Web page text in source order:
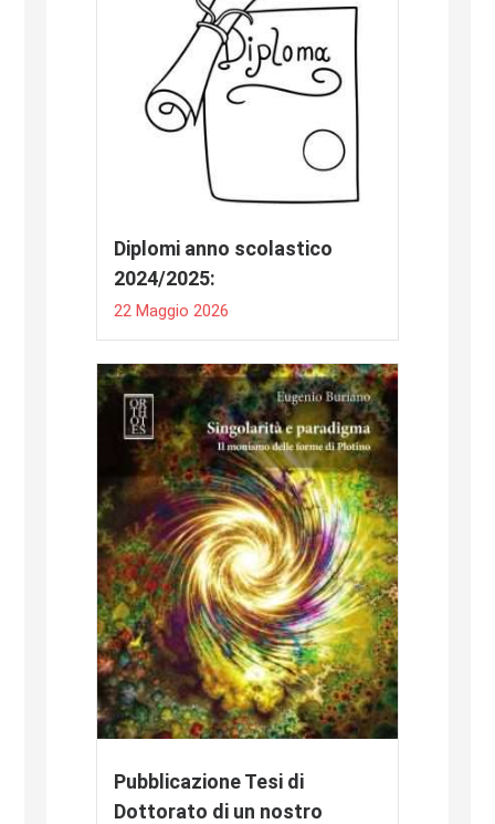
Diplomi anno scolastico
2024/2025:
22 Maggio 2026
Pubblicazione Tesi di
Dottorato di un nostro